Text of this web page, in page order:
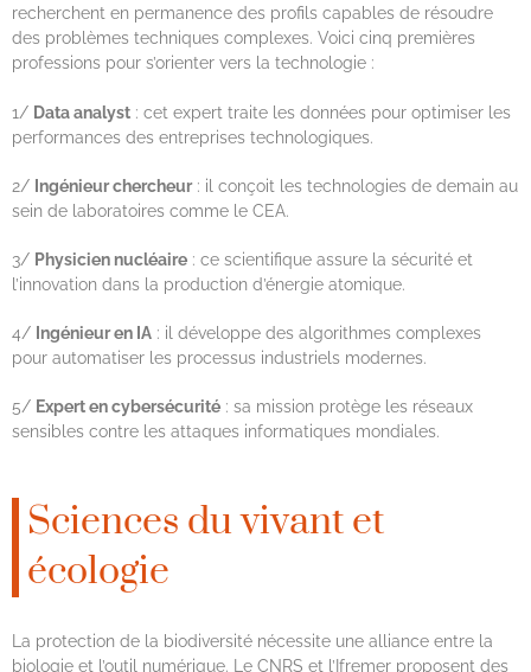
recherchent en permanence des profils capables de résoudre
des problèmes techniques complexes. Voici cinq premières
professions pour s’orienter vers la technologie :
1/ Data analyst : cet expert traite les données pour optimiser les
performances des entreprises technologiques.
2/ Ingénieur chercheur: il conçoit les technologies de demain au
sein de laboratoires comme le CEA.
3/ Physicien nucléaire : ce scientifique assure la sécurité et
l’innovation dans la production d’énergie atomique.
4/ Ingénieur en IA : il développe des algorithmes complexes
pour automatiser les processus industriels modernes.
5/ Expert en cybersécurité : sa mission protège les réseaux
sensibles contre les attaques informatiques mondiales.
Sciences du vivant et
écologie
La protection de la biodiversité nécessite une alliance entre la
biologie et l’outil numérique. Le CNRS et l’Ifremer proposent des